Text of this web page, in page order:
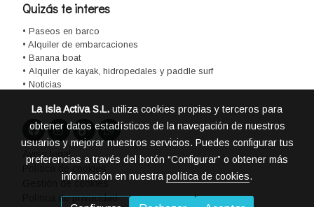
Quizás te interes
• Paseos en barco
• Alquiler de embarcaciones
• Banana boat
• Alquiler de kayak, hidropedales y paddle surf
• Noticias
Aviso legal
Política de cookies
Gestión de cookies
Política de privacidad
La Isla Activa S.L. utiliza cookies propias y terceros para
obtener datos estadísticos de la navegación de nuestros
usuarios y mejorar nuestros servicios. Puedes configurar tus
preferencias a través del botón “Configurar” o obtener más
información en nuestra política de cookies.